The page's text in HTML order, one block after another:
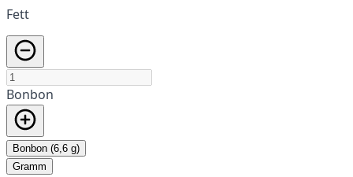
Fett
Bonbon
Bonbon (6,6 g)
Gramm